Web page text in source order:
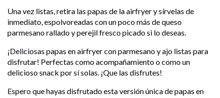
Una vez listas, retira las papas de la airfryer y sírvelas de
inmediato, espolvoreadas con un poco más de queso
parmesano rallado y perejil fresco picado si lo deseas.
¡Deliciosas papas en airfryer con parmesano y ajo listas para
disfrutar! Perfectas como acompañamiento o como un
delicioso snack por sí solas. ¡Que las disfrutes!
Espero que hayas disfrutado esta versión única de papas en